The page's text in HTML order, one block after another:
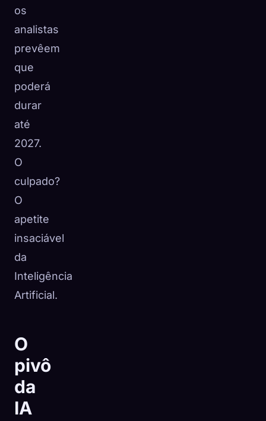
os
analistas
prevêem
que
poderá
durar
até
2027.
O
culpado?
O
apetite
insaciável
da
Inteligência
Artificial.
O
pivô
da
IA